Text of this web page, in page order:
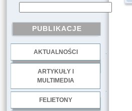
PUBLIKACJE
AKTUALNOŚCI
ARTYKUŁY I
MULTIMEDIA
FELIETONY